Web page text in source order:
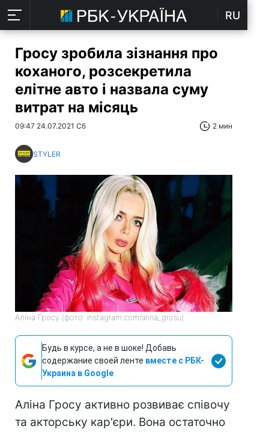
RU
Гросу зробила зізнання про
коханого, розсекретила
елітне авто і назвала суму
витрат на місяць
09:47 24.07.2021 Сб 2 мин
STYLER
Аліна Гросу (фото: instagram.com/alina_grosu)
Будь в курсе, а не в шоке! Добавь
содержание своей ленте вместе с РБК-
Украина в Google
Аліна Гросу активно розвиває співочу
та акторську кар'єри. Вона остаточно